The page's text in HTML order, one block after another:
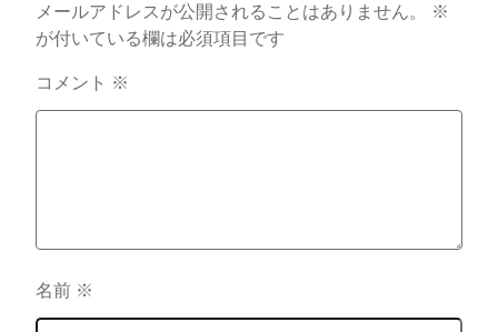
メールアドレスが公開されることはありません。
※
が付いている欄は必須項目です
コメント ※
名前 ※